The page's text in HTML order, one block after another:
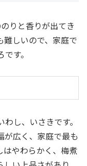
りと香りが出てき
難しいので、家庭で
す。
し、いさきです。
が広く、家庭で最も
はやわらかく、梅煮